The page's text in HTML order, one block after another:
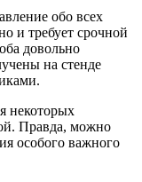
обо всех
и требует срочной
довольно
на стенде
некоторых
Правда, можно
особого важного